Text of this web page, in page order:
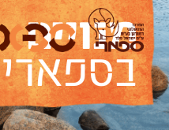
מנויים
בספארי